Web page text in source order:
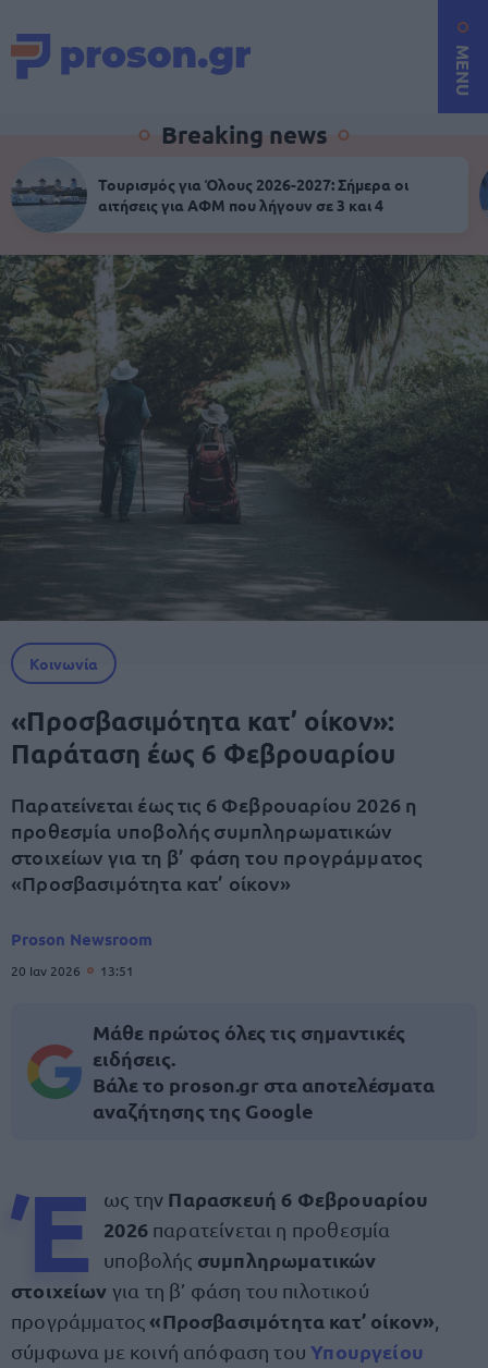
MENU
Breaking news
Τουρισμός για Όλους 2026-2027: Σήμερα οι
αιτήσεις για ΑΦΜ που λήγουν σε 3 και 4
Κοινωνία
«Προσβασιμότητα κατ’ οίκον»:
Παράταση έως 6 Φεβρουαρίου
Παρατείνεται έως τις 6 Φεβρουαρίου 2026 η
προθεσμία υποβολής συμπληρωματικών
στοιχείων για τη β’ φάση του προγράμματος
«Προσβασιμότητα κατ’ οίκον»
Proson Newsroom
20 Ιαν 2026 13:51
Μάθε πρώτος όλες τις σημαντικές
ειδήσεις.
Βάλε το proson.gr στα αποτελέσματα
αναζήτησης της Google
Έ ως την Παρασκευή 6 Φεβρουαρίου
2026παρατείνεται η προθεσμία
υποβολής συμπληρωματικών
στοιχείων για τη β’ φάση του πιλοτικού
προγράμματος«Προσβασιμότητα κατ’ οίκον»
σύμφωνα με κοινή απόφαση τουΥπουργείου